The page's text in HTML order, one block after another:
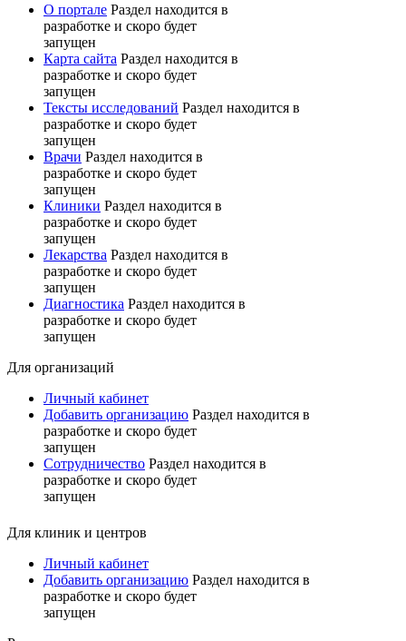
О портале Раздел находится в
разработке и скоро будет
запущен
Карта сайта Раздел находится в
разработке и скоро будет
запущен
Тексты исследований Раздел находится в
разработке и скоро будет
запущен
Врачи Раздел находится в
разработке и скоро будет
запущен
Клиники Раздел находится в
разработке и скоро будет
запущен
Лекарства Раздел находится в
разработке и скоро будет
запущен
Диагностика Раздел находится в
разработке и скоро будет
запущен
Для организаций
Личный кабинет
Добавить организацию Раздел находится в
разработке и скоро будет
запущен
Сотрудничество Раздел находится в
разработке и скоро будет
запущен
Для клиник и центров
Личный кабинет
Добавить организацию Раздел находится в
разработке и скоро будет
запущен